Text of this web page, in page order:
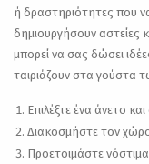
ή δραστηριότητες που
δημιουργήσουν αστείες
μπορεί να σας δώσει
ταιριάζουν στα γούστα
Επιλέξτε ένα άνετο
Διακοσμήστε τον χώρο
Προετοιμάστε